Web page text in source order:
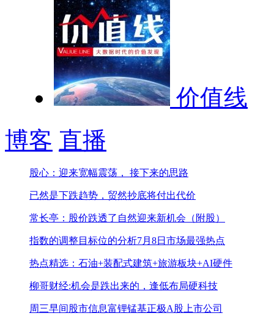
价值线
博客 直播
股心：迎来宽幅震荡， 接下来的思路
已然是下跌趋势，贸然抄底将付出代价
常长亭：股价跌透了自然迎来新机会（附股）
指数的调整目标位的分析7月8日市场最强热点
热点精选：石油+装配式建筑+旅游板块+AI硬件
柳哥财经:机会是跌出来的，逢低布局硬科技
周三早间股市信息富锂锰基正极A股上市公司